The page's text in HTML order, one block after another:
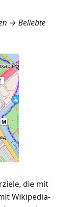
→ Beliebte
die mit
Wikipedia-